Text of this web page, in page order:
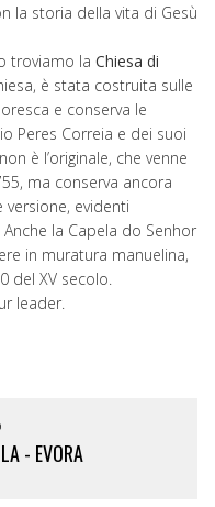
la storia della vita di Gesù
troviamo la Chiesa di
è stata costruita sulle
e conserva le
Peres Correia e dei suoi
è l’originale, che venne
ma conserva ancora
evidenti
la Capela do Senhor
in muratura manuelina,
del XV secolo.
leader.
- EVORA